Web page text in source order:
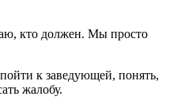
кто должен. Мы просто
к заведующей, понять,
жалобу.